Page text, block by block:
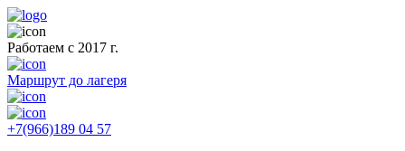
Работаем с 2017 г.
Маршрут до лагеря
+7(966)189 04 57